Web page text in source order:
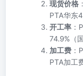
现货价格
PTA华东
开工率 ：
74.9%（
加工费 ：
PTA加工